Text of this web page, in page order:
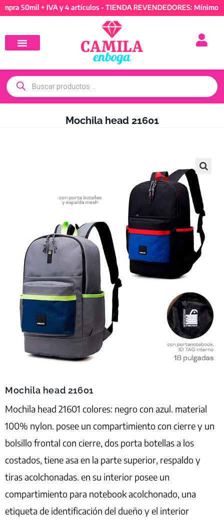
50mil + IVA y 4 artículos - TIENDA REVENDEDORES: Mínimo
Mochila head 21601
Mochila head 21601
Mochila head 21601 colores: negro con azul. material
100% nylon. posee un compartimiento con cierre y un
bolsillo frontal con cierre, dos porta botellas a los
costados, tiene asa en la parte superior, respaldo y
tiras acolchonadas. en su interior posee un
compartimiento para notebook acolchonado, una
etiqueta de identificación del dueño y el interior